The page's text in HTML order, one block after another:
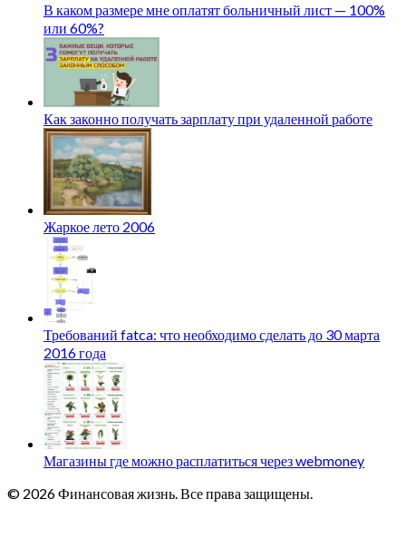
В каком размере мне оплатят больничный лист — 100%
или 60%?
Как законно получать зарплату при удаленной работе
Жаркое лето 2006
Требований fatca: что необходимо сделать до 30 марта
2016 года
Магазины где можно расплатиться через webmoney
© 2026 Финансовая жизнь. Все права защищены.